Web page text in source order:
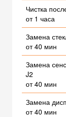
Чистка
от 1 часа
Замена
от 40 мин
Замена
J2
от 40 мин
Замена
от 40 мин